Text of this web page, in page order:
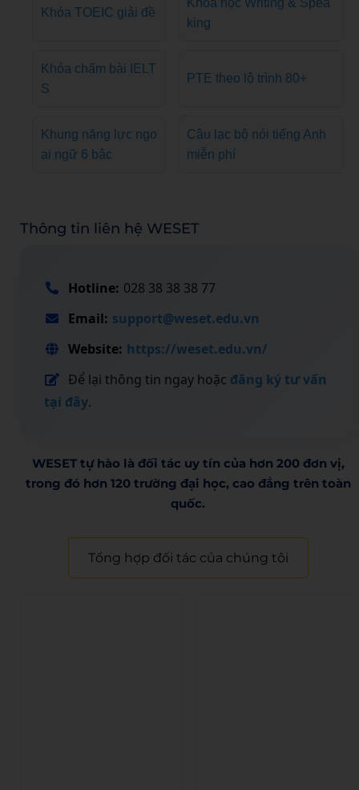
Khóa TOEIC giải đề
king
Khóa chấm bài IELT
S
PTE theo lộ trình 80+
Khung năng lực ngo
ại ngữ 6 bậc
Câu lạc bộ nói tiếng Anh
miễn phí
Thông tin liên hệ WESET
Hotline: 028 38 38 38 77
Email: support@weset.edu.vn
Website: https://weset.edu.vn/
Để lại thông tin ngay hoặc đăng ký tư vấn
tại đây.
WESET tự hào là đối tác uy tín của hơn 200 đơn vị,
trong đó hơn 120 trường đại học, cao đẳng trên toàn
quốc.​
Tổng hợp đối tác của chúng tôi